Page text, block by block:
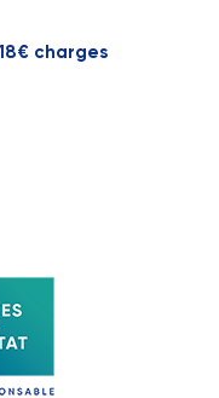
charges